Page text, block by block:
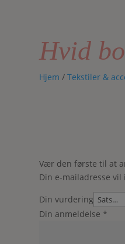
Hvid
Hjem /Tekstiler &
Vær den første til at
Din e-mailadresse
Din vurdering
Din anmeldelse *